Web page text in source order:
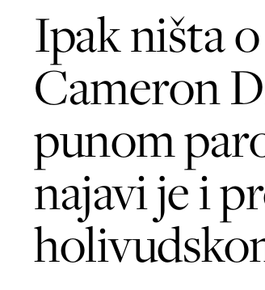
Ipak ništa
Cameron
punom
najavi je i